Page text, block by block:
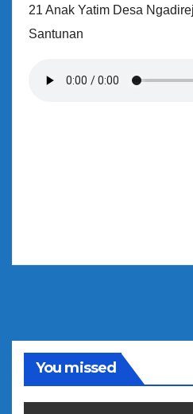
21 Anak Yatim Desa
Santunan
You missed